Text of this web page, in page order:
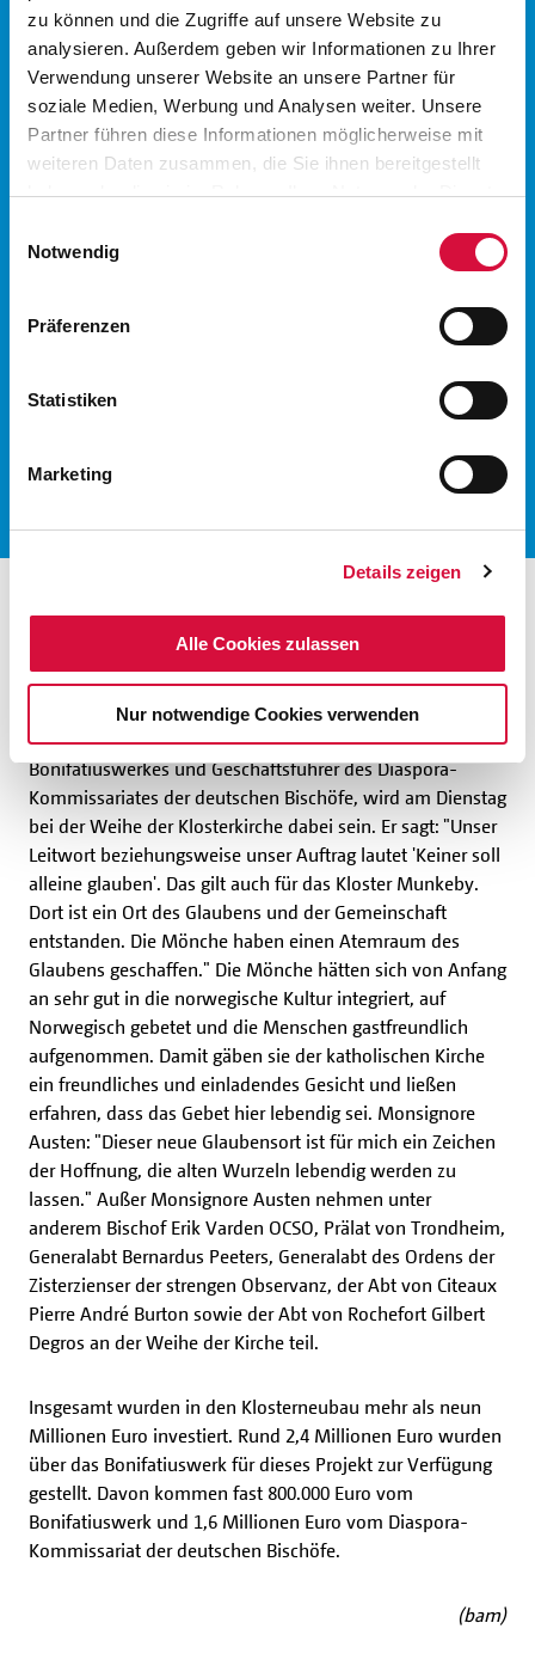
zu können und die Zugriffe auf unsere Website zu
analysieren. Außerdem geben wir Informationen zu Ihrer
Verwendung unserer Website an unsere Partner für
soziale Medien, Werbung und Analysen weiter. Unsere
Partner führen diese Informationen möglicherweise mit
weiteren Daten zusammen, die Sie ihnen bereitgestellt
haben oder die sie im Rahmen Ihrer Nutzung der Dienste
Cookies, wenn Sie unsere Webseite weiterhin nutzen.
Notwendig
Präferenzen
Statistiken
Marketing
Details zeigen
Alle Cookies zulassen
Nur notwendige Cookies verwenden
UNTERSTÜTZEN
SIE DIE
BAUHILFE!
Ort des Glaubens und der
Gemeinschaft
Monsignore Georg Austen, Generalsekretär des
Bonifatiuswerkes und Geschäftsführer des Diaspora-
Kommissariates der deutschen Bischöfe, wird am Dienstag
bei der Weihe der Klosterkirche dabei sein. Er sagt: "Unser
Leitwort beziehungsweise unser Auftrag lautet 'Keiner soll
alleine glauben'. Das gilt auch für das Kloster Munkeby.
Dort ist ein Ort des Glaubens und der Gemeinschaft
entstanden. Die Mönche haben einen Atemraum des
Glaubens geschaffen." Die Mönche hätten sich von Anfang
an sehr gut in die norwegische Kultur integriert, auf
Norwegisch gebetet und die Menschen gastfreundlich
aufgenommen. Damit gäben sie der katholischen Kirche
ein freundliches und einladendes Gesicht und ließen
erfahren, dass das Gebet hier lebendig sei. Monsignore
Austen: "Dieser neue Glaubensort ist für mich ein Zeichen
der Hoffnung, die alten Wurzeln lebendig werden zu
lassen." Außer Monsignore Austen nehmen unter
anderem Bischof Erik Varden OCSO, Prälat von Trondheim,
Generalabt Bernardus Peeters, Generalabt des Ordens der
Zisterzienser der strengen Observanz, der Abt von Citeaux
Pierre André Burton sowie der Abt von Rochefort Gilbert
Degros an der Weihe der Kirche teil.
Insgesamt wurden in den Klosterneubau mehr als neun
Millionen Euro investiert. Rund 2,4 Millionen Euro wurden
über das Bonifatiuswerk für dieses Projekt zur Verfügung
gestellt. Davon kommen fast 800.000 Euro vom
Bonifatiuswerk und 1,6 Millionen Euro vom Diaspora-
Kommissariat der deutschen Bischöfe.
(bam)